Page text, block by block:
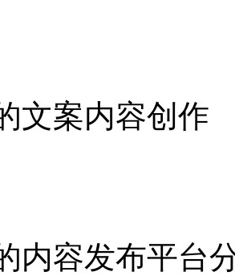
文案内容创作
内容发布平台